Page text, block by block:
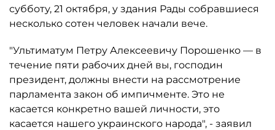
субботу, 21 октября, у здания Рады собравшиеся
несколько сотен человек начали вече.
"Ультиматум Петру Алексеевичу Порошенко — в
течение пяти рабочих дней вы, господин
президент, должны внести на рассмотрение
парламента закон об импичменте. Это не
касается конкретно вашей личности, это
касается нашего украинского народа", - заявил